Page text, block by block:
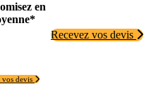
en
Recevez vos devis
vos devis